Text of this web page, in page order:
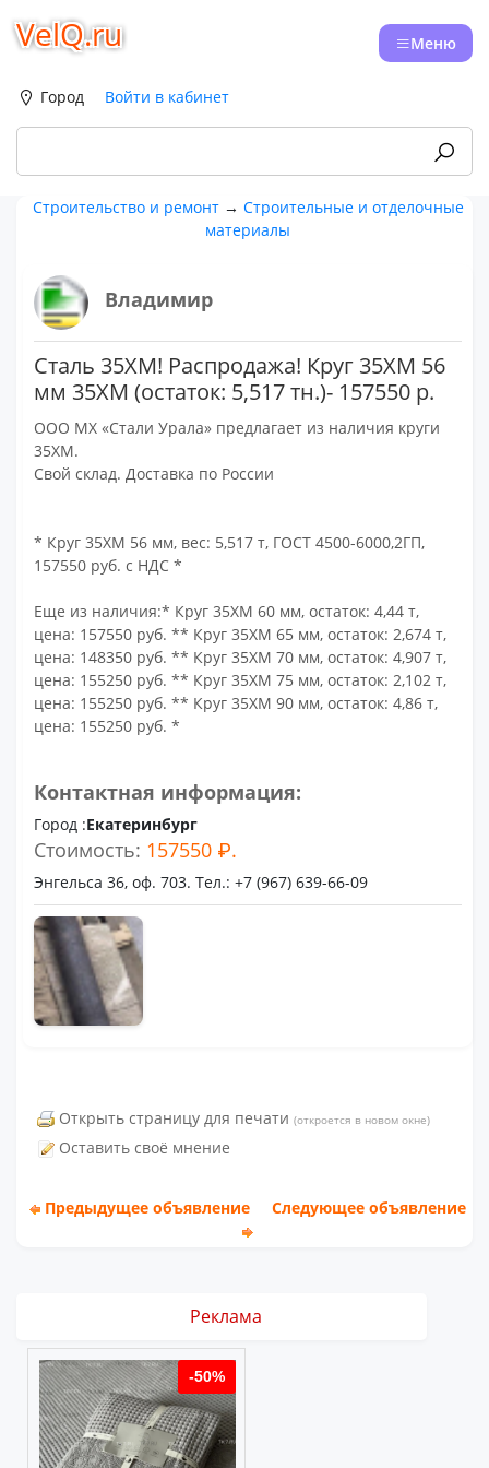
VelQ.ru Меню
Город Войти в кабинет
Строительство и ремонт→ Строительные и отделочные
материалы
Владимир
Сталь 35ХМ! Распродажа! Круг 35ХМ 56
мм 35ХМ (остаток: 5,517 тн.)- 157550 р.
ООО МХ «Стали Урала» предлагает из наличия круги
35ХМ.
Свой склад. Доставка по России
* Круг 35ХМ 56 мм, вес: 5,517 т, ГОСТ 4500-6000,2ГП,
157550 руб. с НДС *
Еще из наличия:* Круг 35ХМ 60 мм, остаток: 4,44 т,
цена: 157550 руб. ** Круг 35ХМ 65 мм, остаток: 2,674 т,
цена: 148350 руб. ** Круг 35ХМ 70 мм, остаток: 4,907 т,
цена: 155250 руб. ** Круг 35ХМ 75 мм, остаток: 2,102 т,
цена: 155250 руб. ** Круг 35ХМ 90 мм, остаток: 4,86 т,
цена: 155250 руб. *
Контактная информация:
Город :Екатеринбург
Стоимость: 157550 ₽.
Энгельса 36, оф. 703. Тел.: +7 (967) 639-66-09
Открыть страницу для печати (откроется в новом окне)
Оставить своё мнение
Предыдущее объявление Следующее объявление
Реклама
-50%